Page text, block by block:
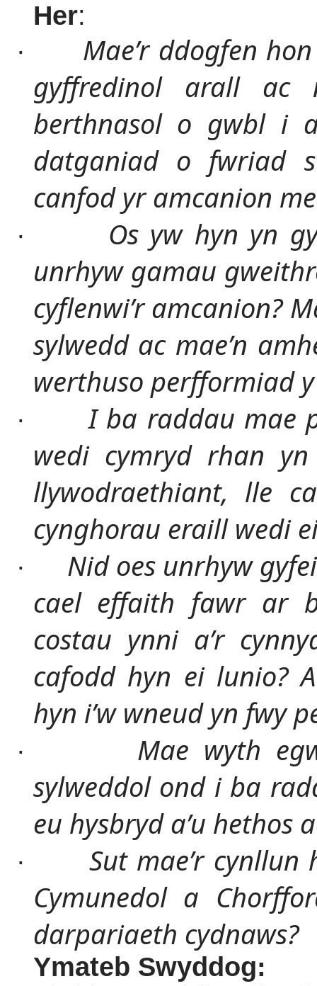
Her:
·
Mae’r ddogfen
gyffredinol arall
berthnasol o gwbl i
datganiad o fwriad
canfod yr amcanion
·
Os yw hyn yn
unrhyw gamau
cyflenwi’r amcanion?
sylwedd ac mae’n
werthuso perfformiad
·
I ba raddau mae
wedi cymryd rhan
llywodraethiant, lle
cynghorau eraill wedi
·
Nid oes unrhyw
cael effaith fawr ar
costau ynni a’r
cafodd hyn ei lunio?
hyn i’w wneud yn fwy
·
Mae wyth
sylweddol ond i ba
eu hysbryd a’u hethos
·
Sut mae’r
Cymunedol a
darpariaeth cydnaws?
Ymateb Swyddog: